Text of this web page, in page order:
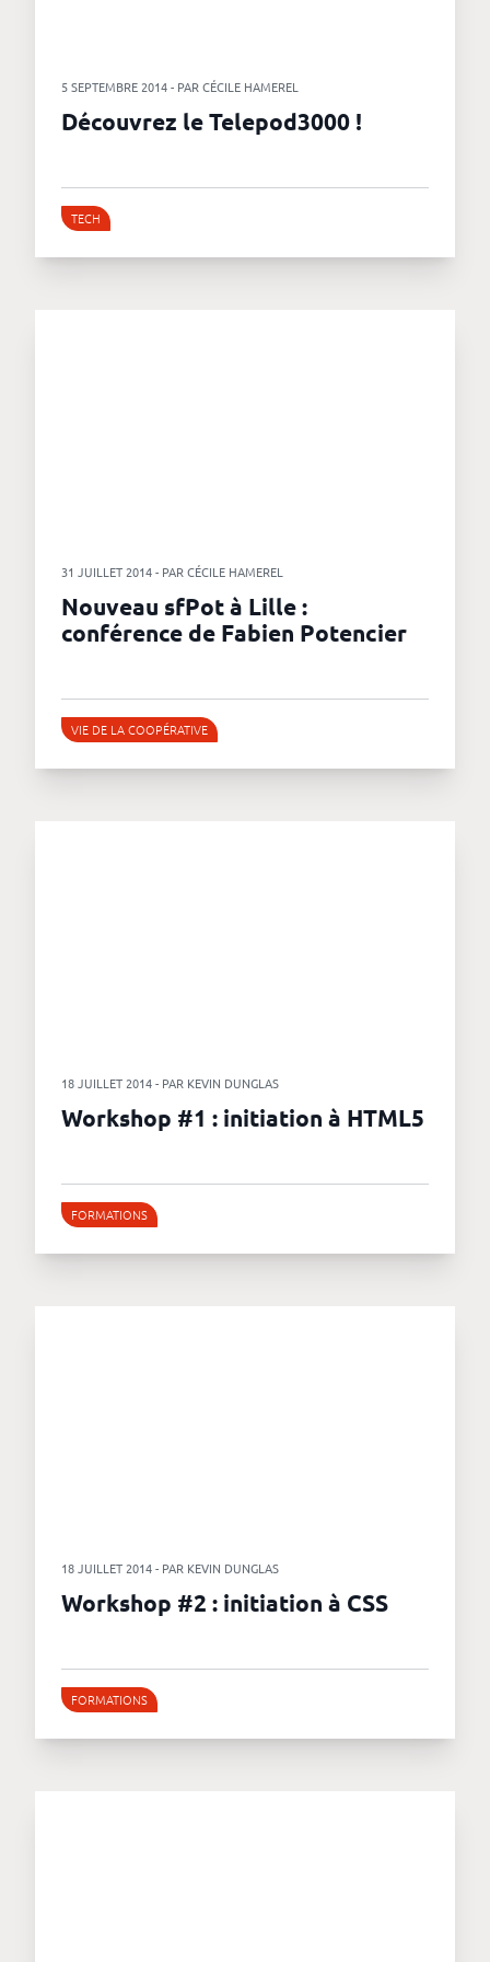
Platform
Le
blog
5 SEPTEMBRE 2014 - PAR CÉCILE HAMEREL
Découvrez le Telepod3000 !
TECH
31 JUILLET 2014 - PAR CÉCILE HAMEREL
Nouveau sfPot à Lille :
conférence de Fabien Potencier
VIE DE LA COOPÉRATIVE
18 JUILLET 2014 - PAR KEVIN DUNGLAS
Workshop #1 : initiation à HTML5
FORMATIONS
18 JUILLET 2014 - PAR KEVIN DUNGLAS
Workshop #2 : initiation à CSS
FORMATIONS